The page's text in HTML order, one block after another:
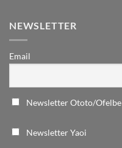
NEWSLETTER
Email
Newsletter Ototo/Ofelbe
Newsletter Yaoi